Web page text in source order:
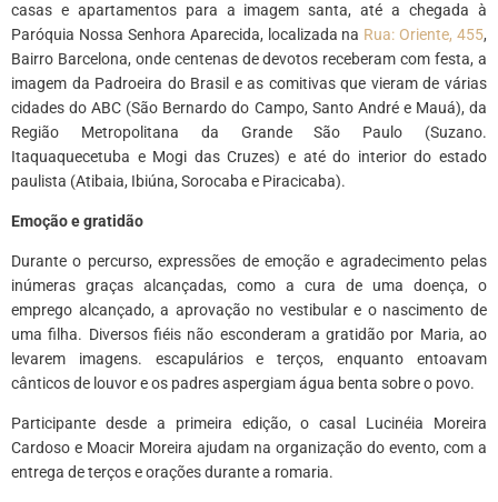
casas e apartamentos para a imagem santa, até a chegada à
Paróquia Nossa Senhora Aparecida, localizada na Rua: Oriente, 455,
Bairro Barcelona, onde centenas de devotos receberam com festa, a
imagem da Padroeira do Brasil e as comitivas que vieram de várias
cidades do ABC (São Bernardo do Campo, Santo André e Mauá), da
Região Metropolitana da Grande São Paulo (Suzano.
Itaquaquecetuba e Mogi das Cruzes) e até do interior do estado
paulista (Atibaia, Ibiúna, Sorocaba e Piracicaba).
Emoção e gratidão
Durante o percurso, expressões de emoção e agradecimento pelas
inúmeras graças alcançadas, como a cura de uma doença, o
emprego alcançado, a aprovação no vestibular e o nascimento de
uma filha. Diversos fiéis não esconderam a gratidão por Maria, ao
levarem imagens. escapulários e terços, enquanto entoavam
cânticos de louvor e os padres aspergiam água benta sobre o povo.
Participante desde a primeira edição, o casal Lucinéia Moreira
Cardoso e Moacir Moreira ajudam na organização do evento, com a
entrega de terços e orações durante a romaria.